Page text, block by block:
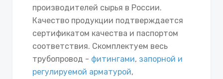
производителей сырья в России.
Качество продукции подтверждается
сертификатом качества и паспортом
соответствия. Скомплектуем весь
трубопровод - фитингами, запорной и
регулируемой арматурой,